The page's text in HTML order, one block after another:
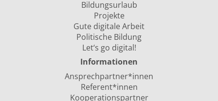
Bildungsurlaub
Projekte
Gute digitale Arbeit
Politische Bildung
Let‘s go digital!
Informationen
Ansprechpartner*innen
Referent*innen
Kooperationspartner